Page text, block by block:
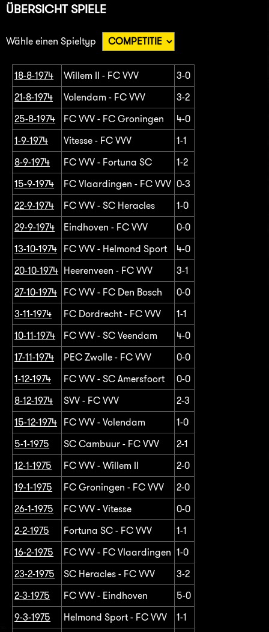
ÜBERSICHT SPIELE
Wähle einen Spieltyp
18-8-1974 Willem II - FC VVV
3-0
21-8-1974
Volendam - FC VVV
3-2
25-8-1974
FC VVV - FC Groningen
4-0
1-9-1974
Vitesse - FC VVV
1-1
8-9-1974
FC VVV - Fortuna SC
1-2
15-9-1974
FC Vlaardingen - FC VVV 0-3
22-9-1974
FC VVV - SC Heracles
1-0
29-9-1974
Eindhoven - FC VVV
0-0
13-10-1974
FC VVV - Helmond Sport
4-0
20-10-1974 Heerenveen - FC VVV
3-1
27-10-1974
FC VVV - FC Den Bosch
0-0
3-11-1974
FC Dordrecht - FC VVV
1-1
10-11-1974
FC VVV - SC Veendam
4-0
17-11-1974
PEC Zwolle - FC VVV
0-0
1-12-1974
FC VVV - SC Amersfoort
0-0
8-12-1974
SVV - FC VVV
2-3
15-12-1974
FC VVV - Volendam
1-0
5-1-1975
SC Cambuur - FC VVV
2-1
12-1-1975
FC VVV - Willem II
2-0
19-1-1975
FC Groningen - FC VVV
2-0
26-1-1975
FC VVV - Vitesse
0-0
2-2-1975
Fortuna SC - FC VVV
1-1
16-2-1975
FC VVV - FC Vlaardingen 1-0
23-2-1975
SC Heracles - FC VVV
3-2
2-3-1975
FC VVV - Eindhoven
5-0
9-3-1975
Helmond Sport - FC VVV
1-1